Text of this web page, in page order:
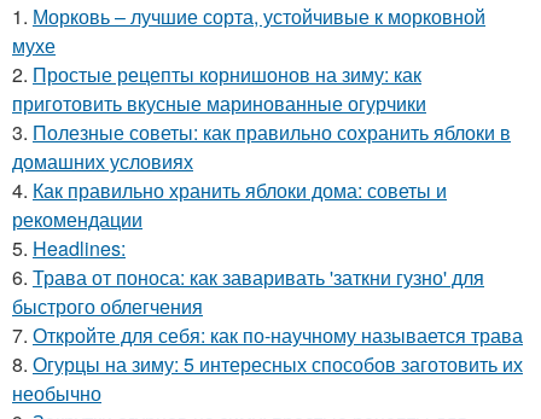
1. Морковь – лучшие сорта, устойчивые к морковной
мухе
2. Простые рецепты корнишонов на зиму: как
приготовить вкусные маринованные огурчики
3. Полезные советы: как правильно сохранить яблоки в
домашних условиях
4. Как правильно хранить яблоки дома: советы и
рекомендации
5. Headlines:
6. Трава от поноса: как заваривать 'заткни гузно' для
быстрого облегчения
7. Откройте для себя: как по-научному называется трава
8. Огурцы на зиму: 5 интересных способов заготовить их
необычно